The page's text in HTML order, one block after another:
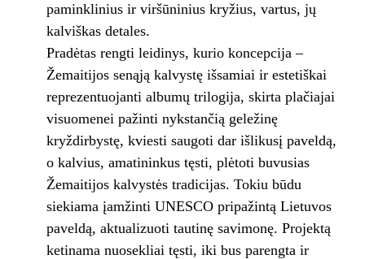
paminklinius ir viršūninius kryžius, vartus, jų
kalviškas detales.
Pradėtas rengti leidinys, kurio koncepcija –
Žemaitijos senąją kalvystę išsamiai ir estetiškai
reprezentuojanti albumų trilogija, skirta plačiajai
visuomenei pažinti nykstančią geležinę
kryždirbystę, kviesti saugoti dar išlikusį paveldą,
o kalvius, amatininkus tęsti, plėtoti buvusias
Žemaitijos kalvystės tradicijas. Tokiu būdu
siekiama įamžinti UNESCO pripažintą Lietuvos
paveldą, aktualizuoti tautinę savimonę. Projektą
ketinama nuosekliai tęsti, iki bus parengta ir